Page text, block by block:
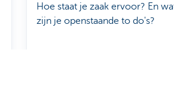
Hoe staat je zaak ervoor? En
zijn je openstaande to do's?